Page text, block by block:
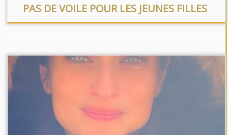
PAS DE VOILE POUR LES JEUNES FILLES